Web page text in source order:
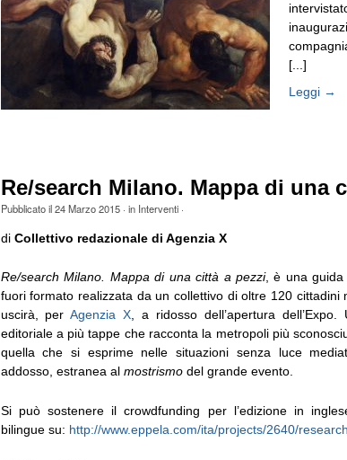
[...]
Leggi →
Re/search Milano. Mappa di una
Pubblicato il24 Marzo 2015· in Interventi·
di Collettivo redazionale di Agenzia X
Re/search Milano. Mappa di una città a pezzi, è una guida
fuori formato realizzata da un collettivo di oltre 120 cittadini
uscirà, perAgenzia X, a ridosso dell’apertura dell’Expo.
editoriale a più tappe che racconta la metropoli più
quella che si esprime nelle situazioni senza luce
addosso, estranea al mostrismodel grande evento.
Si può sostenere il crowdfunding per l’edizione in
bilingue su: http://www.eppela.com/ita/projects/2640/